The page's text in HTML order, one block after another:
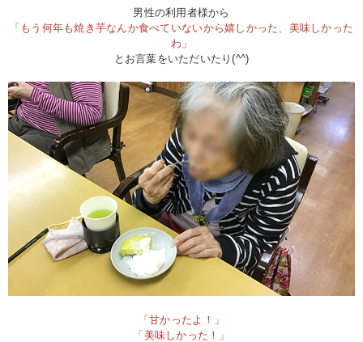
男性の利用者様から
「もう何年も焼き芋なんか食べていないから嬉しかった、美味しかった
わ」
とお言葉をいただいたり(^^)
「甘かったよ！」
「美味しかった！」